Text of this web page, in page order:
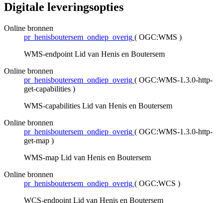
Digitale leveringsopties
Online bronnen
pr_henisboutersem_ondiep_overig ( OGC:WMS )
WMS-endpoint Lid van Henis en Boutersem
Online bronnen
pr_henisboutersem_ondiep_overig ( OGC:WMS-1.3.0-http-
get-capabilities )
WMS-capabilities Lid van Henis en Boutersem
Online bronnen
pr_henisboutersem_ondiep_overig ( OGC:WMS-1.3.0-http-
get-map )
WMS-map Lid van Henis en Boutersem
Online bronnen
pr_henisboutersem_ondiep_overig ( OGC:WCS )
WCS-endpoint Lid van Henis en Boutersem